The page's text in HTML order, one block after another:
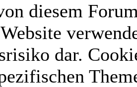
diesem
dar.